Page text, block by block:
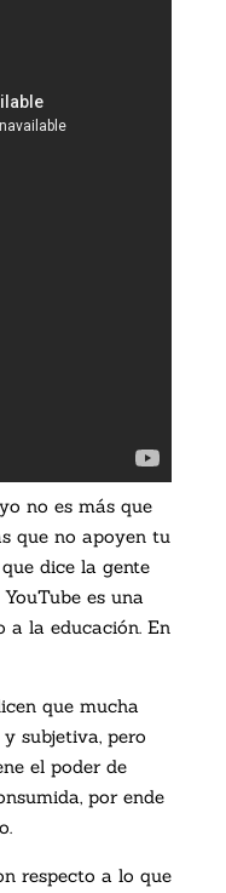
no es más que
que no apoyen tu
dice la gente
es una
la educación. En
que mucha
subjetiva, pero
el poder de
por ende
respecto a lo que